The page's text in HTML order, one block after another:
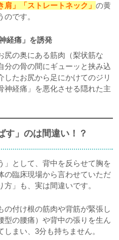
肩」「ストレートネック」 の黄
です。
経痛」を誘発
尻の奥にある筋肉（梨状筋な
分の骨の間にギューッと挟み込
したお尻から足にかけてのジリ
神経痛」を悪化させる隠れた主
す」のは間違い！？
」として、背中を反らせて胸を
の臨床現場から言わせていただ
」も、実は間違いです。
の付け根の筋肉や背筋が緊張し
型の腰痛）や背中の張りを生ん
まい、3分も持ちません。